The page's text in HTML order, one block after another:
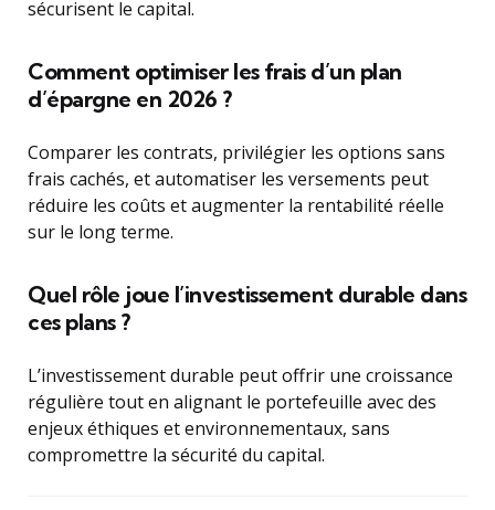
sécurisent le capital.
Comment optimiser les frais d’un plan
d’épargne en 2026 ?
Comparer les contrats, privilégier les options sans
frais cachés, et automatiser les versements peut
réduire les coûts et augmenter la rentabilité réelle
sur le long terme.
Quel rôle joue l’investissement durable dans
ces plans ?
L’investissement durable peut offrir une croissance
régulière tout en alignant le portefeuille avec des
enjeux éthiques et environnementaux, sans
compromettre la sécurité du capital.